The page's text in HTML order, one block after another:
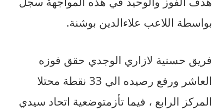
بواسطة اللاعب علاءالدين بوشنة.
فريق حسنية لازاري الوجدي حقق فوزه
العاشر ورفع رصيده الي نقطة محتلا
المركز الرابع ، فيما تأزمتوضعية اتحاد سيدي